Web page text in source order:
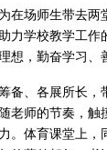
在场师生带去
力学校教学工
想，勤奋学习、
备、各展所长
老师的节奏，
。体育课堂上